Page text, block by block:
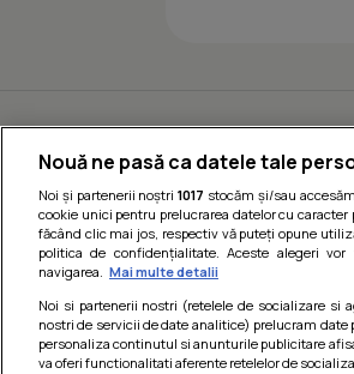
Nouă ne pasă ca datele tale
Noi și partenerii noștri1017 stocăm și/sau
cookie unici pentru prelucrarea datelor cu
făcând clic mai jos, respectiv vă puteți opune
politica de confidențialitate. Aceste alegeri
navigarea. Mai multe detalii
Noi si partenerii nostri (retelele de socializare si
nostri de servicii de date analitice) prelucram
personaliza continutul si anunturile publicitare
va oferi functionalitati aferente retelelor de